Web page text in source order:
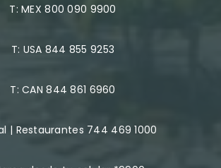
T:MEX 800 090 9900
T: USA 844 855 9253
T:CAN 844 861 6960
| Restaurantes 744 469 1000